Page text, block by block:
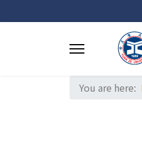
You are here: